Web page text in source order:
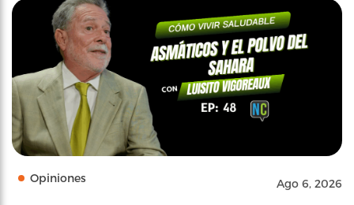
Opiniones Ago 6, 2026